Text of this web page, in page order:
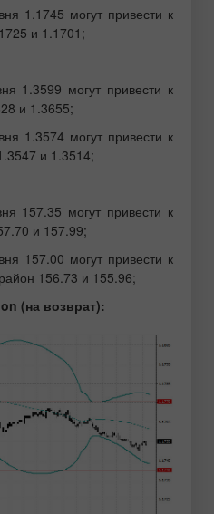
1.1745 могут привести к
и 1.1701;
1.3599 могут привести к
и 1.3655;
1.3574 могут привести к
и 1.3514;
157.35 могут привести к
и 157.99;
157.00 могут привести к
156.73 и 155.96;
(на возврат):